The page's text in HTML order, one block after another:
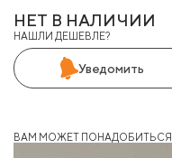
НЕТ В НАЛИЧИИ
НАШЛИ ДЕШЕВЛЕ?
Уведомить
ВАМ МОЖЕТ ПОНАДОБИТЬСЯ